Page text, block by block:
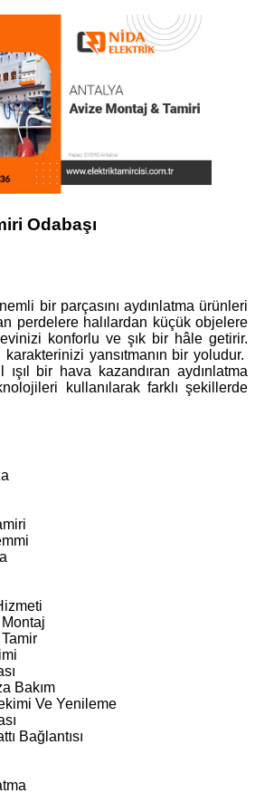
Odabaşı
bir parçasını aydınlatma ürünleri
perdelere halılardan küçük objelere
konforlu ve şık bir hâle getirir.
yansıtmanın bir yoludur.
ışıl bir hava kazandıran aydınlatma
kullanılarak farklı şekillerde
Bakım
Ve Yenileme
Bağlantısı